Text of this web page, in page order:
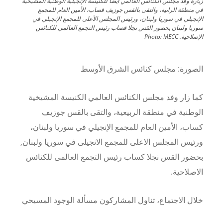
في منطقة الرابية، والتقى بالقس جوزيف قصاب، الأمين العام للمجمع
الإنجيلي في سوريا ولبنان، ورئيس المجلس الأعلى للمجمع الإنجيلي في
سوريا ولبنان بحضور القس نجلا قصاب رئيس التجمع العالمي للكنائس
الإصلاحية.
Photo:MECC
الصورة: مجلس كنائس الشرق الأوسط
كما زار وفد مجلس الكنائس العالمي الكنيسة المشيخية
الوطنية في منطقة الربيعية، والتقى بالقس جوزيف
كساب، الأمين العام للمجمع الإنجيلي في سوريا ولبنان،
ورئيس المجلس الاعلى للمجمع الانجيلى في سوريا ولبنان,
بحضور القس نجلا كساب رئيس التجمع العالمى للكنائس
الاصلاحية.
خلال الاجتماع، تناول المشاركون مسألة الوجود المسيحي